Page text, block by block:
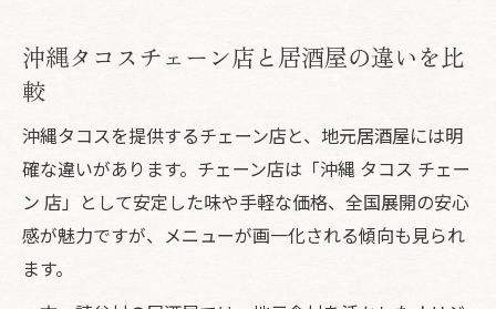
沖縄タコスチェーン店と居酒屋の違いを比
較
沖縄タコスを提供するチェーン店と、地元居酒屋には明
確な違いがあります。チェーン店は「沖縄 タコス チェー
ン 店」として安定した味や手軽な価格、全国展開の安心
感が魅力ですが、メニューが画一化される傾向も見られ
ます。